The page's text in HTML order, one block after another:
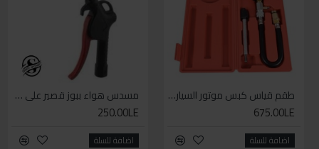
طقم قياس كبس موتور السياره 3 ق
675.00LE
اضافة للسلة
مسدس هواء ببوز قصير على كارت
250.00LE
اضافة للسلة